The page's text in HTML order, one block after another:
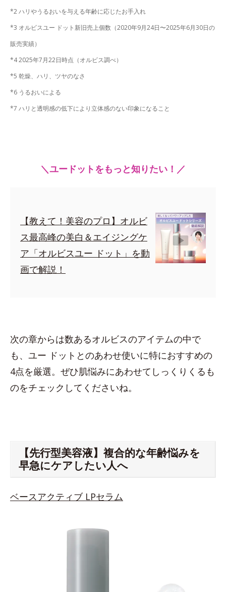
*2 ハリやうるおいを与える年齢に応じたお手入れ
*3 オルビスユー ドット新旧売上個数（2020年9月24日〜2025年6月30日の
販売実績）
*4 2025年7月22日時点（オルビス調べ）
*5 乾燥、ハリ、ツヤのなさ
*6 うるおいによる
*7 ハリと透明感の低下により立体感のない印象になること
＼ユードットをもっと知りたい！／
【教えて！美容のプロ】オルビ
ス最高峰の美白＆エイジングケ
ア「オルビスユー ドット」を動
画で解説！
次の章からは数あるオルビスのアイテムの中で
も、ユー ドットとのあわせ使いに特におすすめの
4点を厳選。ぜひ肌悩みにあわせてしっくりくるも
のをチェックしてくださいね。
【先行型美容液】複合的な年齢悩みを
早急にケアしたい人へ
ベースアクティブ LPセラム